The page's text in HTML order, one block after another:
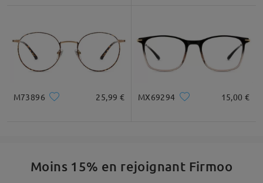
M73896 25,99 € MX69294 15,00 €
Moins 15% en rejoignant Firmoo